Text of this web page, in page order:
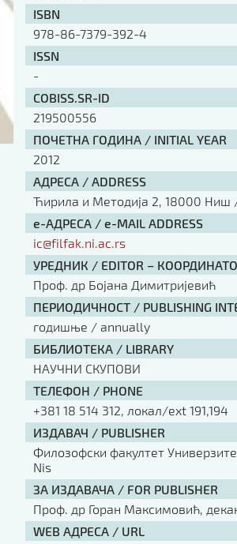
ISBN
978-86-7379-392-4
ISSN
-
COBISS.SR-ID
219500556
ПОЧЕТНА ГОДИНА / INITIAL YEAR
2012
АДРЕСА / ADDRESS
Ћирила и Методија 2, 18000 Ниш
е-АДРЕСА / e-MAIL ADDRESS
ic@filfak.ni.ac.rs
УРЕДНИК / EDITOR –
Проф. др Бојана Димитријевић
ПЕРИОДИЧНОСТ / PUBLISHING
годишње / annually
БИБЛИОТЕКА / LIBRARY
НАУЧНИ СКУПОВИ
ТЕЛЕФОН / PHONE
+381 18 514 312, локал/ext 191,194
ИЗДАВАЧ / PUBLISHER
Филозофски факултет
Nis
ЗА ИЗДАВАЧА / FOR PUBLISHER
Проф. др Горан Максимовић,
WEB АДРЕСА / URL